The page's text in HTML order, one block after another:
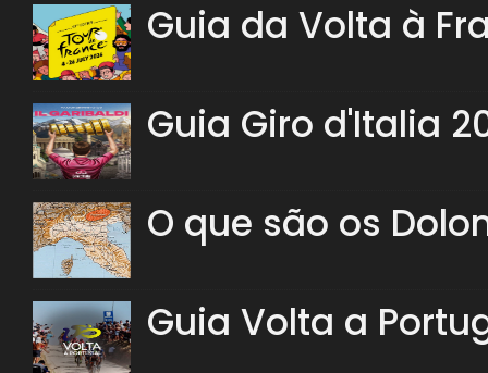
Guia da Volta à
Guia Giro d'Italia
O que são os
Guia Volta a